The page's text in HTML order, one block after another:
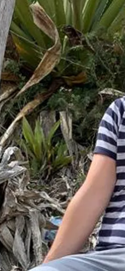
Aktivitäten im Chiemgau
Wandern & Gipfelglück
Radfahren &
Mountainbiken
Chiemsee &
Aktivitäten für die Familie
Winter
Golfen
Leben &
&
Orte